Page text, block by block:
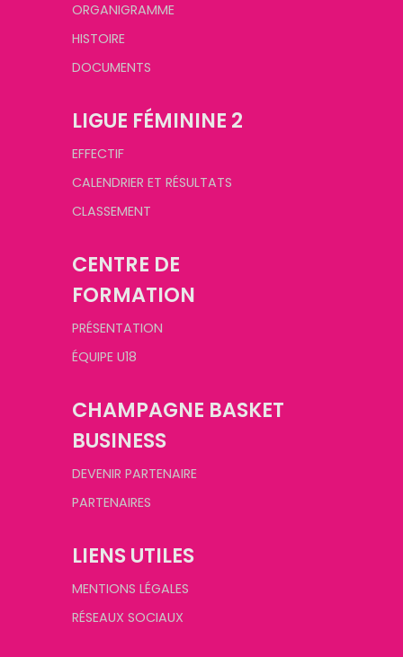
ORGANIGRAMME
HISTOIRE
DOCUMENTS
LIGUE FÉMININE 2
EFFECTIF
CALENDRIER ET RÉSULTATS
CLASSEMENT
CENTRE DE
FORMATION
PRÉSENTATION
ÉQUIPE U18
CHAMPAGNE BASKET
BUSINESS
DEVENIR PARTENAIRE
PARTENAIRES
LIENS UTILES
MENTIONS LÉGALES
RÉSEAUX SOCIAUX